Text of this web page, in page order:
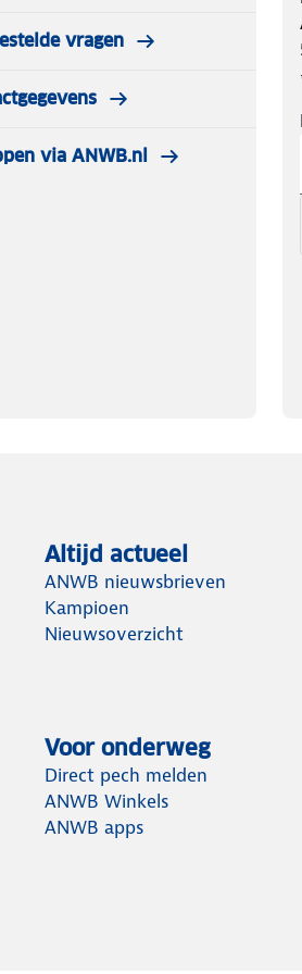
vragen
via ANWB.nl
Altijd actueel
ANWB nieuwsbrieven
Kampioen
Nieuwsoverzicht
Voor onderweg
Direct pech melden
ANWB Winkels
ANWB apps